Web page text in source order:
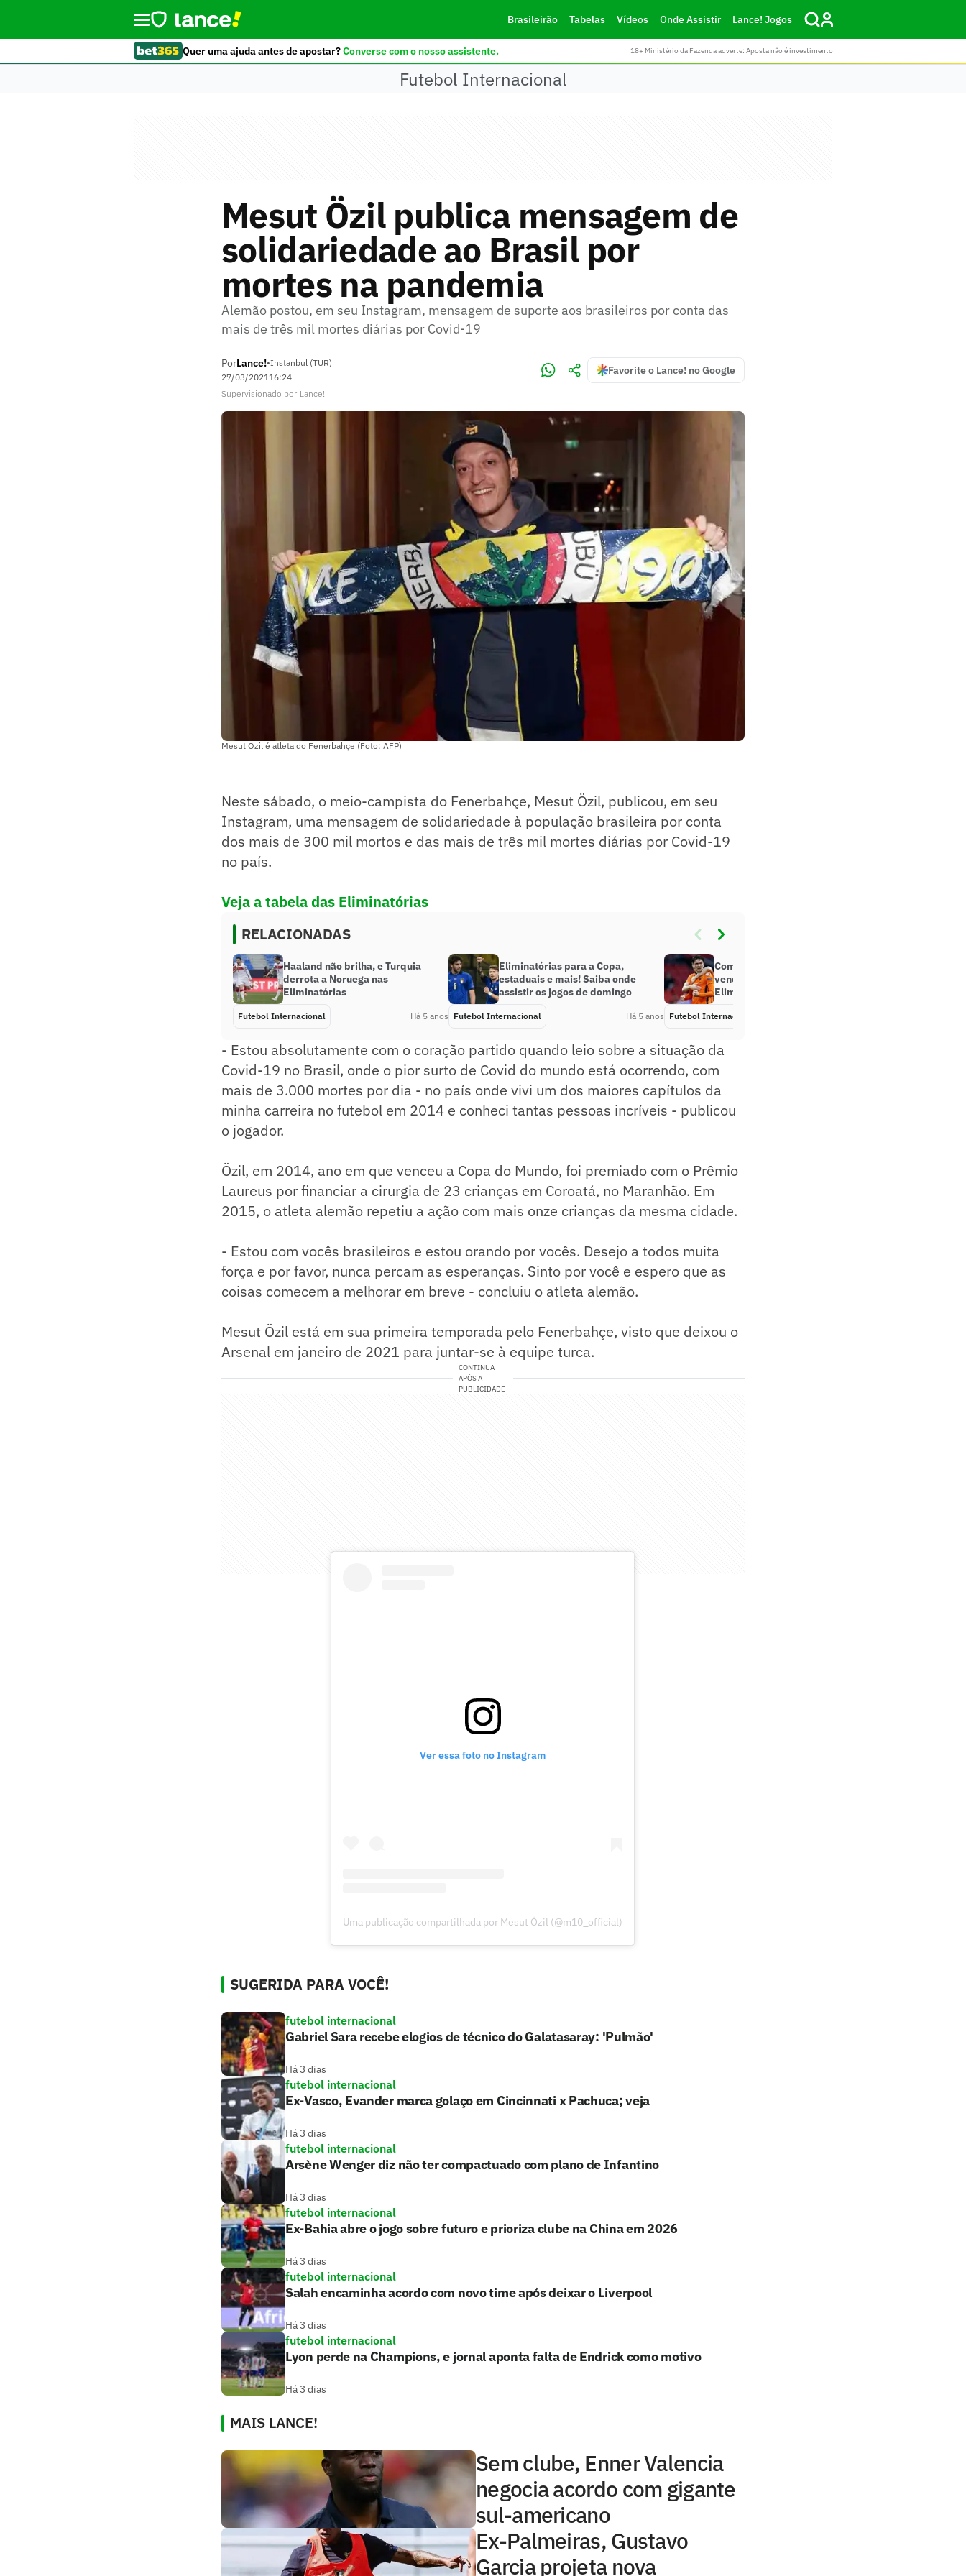
Brasileirão Tabelas Vídeos Onde Assistir Lance! Jogos
Quer uma ajuda antes de apostar?Converse com o nosso assistente. 18+ Ministério da Fazenda adverte: Aposta não é investimento
Futebol Internacional
Mesut Özil publica mensagem de
solidariedade ao Brasil por
mortes na pandemia
Alemão postou, em seu Instagram, mensagem de suporte aos brasileiros por conta das
mais de três mil mortes diárias por Covid-19
PorLance!•Instanbul (TUR)
27/03/202116:24
Favorite o Lance! no Google
Supervisionado por Lance!
Mesut Ozil é atleta do Fenerbahçe (Foto: AFP)
Neste sábado, o meio-campista do Fenerbahçe, Mesut Özil, publicou, em seu
Instagram, uma mensagem de solidariedade à população brasileira por conta
dos mais de 300 mil mortos e das mais de três mil mortes diárias por Covid-19
no país.
Veja a tabela das Eliminatórias
RELACIONADAS
Haaland não brilha, e Turquia
derrota a Noruega nas
Eliminatórias
Futebol Internacional Há 5 anos
Eliminatórias para a Copa,
estaduais e mais! Saiba onde
assistir os jogos de domingo
Futebol Internacional Há 5 anos
Com amplo domínio, Holanda
vence a Letônia pelas
Eliminatórias
Futebol Internacional
- Estou absolutamente com o coração partido quando leio sobre a situação da
Covid-19 no Brasil, onde o pior surto de Covid do mundo está ocorrendo, com
mais de 3.000 mortes por dia - no país onde vivi um dos maiores capítulos da
minha carreira no futebol em 2014 e conheci tantas pessoas incríveis - publicou
o jogador.
Özil, em 2014, ano em que venceu a Copa do Mundo, foi premiado com o Prêmio
Laureus por financiar a cirurgia de 23 crianças em Coroatá, no Maranhão. Em
2015, o atleta alemão repetiu a ação com mais onze crianças da mesma cidade.
- Estou com vocês brasileiros e estou orando por vocês. Desejo a todos muita
força e por favor, nunca percam as esperanças. Sinto por você e espero que as
coisas comecem a melhorar em breve - concluiu o atleta alemão.
Mesut Özil está em sua primeira temporada pelo Fenerbahçe, visto que deixou o
Arsenal em janeiro de 2021 para juntar-se à equipe turca.
CONTINUA
APÓS A
PUBLICIDADE
Ver essa foto no Instagram
Uma publicação compartilhada por Mesut Özil (@m10_official)
SUGERIDA PARA VOCÊ!
futebol internacional
Gabriel Sara recebe elogios de técnico do Galatasaray: 'Pulmão'
Há 3 dias
futebol internacional
Ex-Vasco, Evander marca golaço em Cincinnati x Pachuca; veja
Há 3 dias
futebol internacional
Arsène Wenger diz não ter compactuado com plano de Infantino
Há 3 dias
futebol internacional
Ex-Bahia abre o jogo sobre futuro e prioriza clube na China em 2026
Há 3 dias
futebol internacional
Salah encaminha acordo com novo time após deixar o Liverpool
Há 3 dias
futebol internacional
Lyon perde na Champions, e jornal aponta falta de Endrick como motivo
Há 3 dias
MAIS LANCE!
Sem clube, Enner Valencia
negocia acordo com gigante
sul-americano
Ex-Palmeiras, Gustavo
Garcia projeta nova